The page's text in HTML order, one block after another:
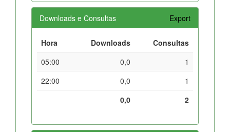
Downloads e Consultas Export
Hora Downloads
Consultas
05:00
0,0
1
22:00
0,0
1
0,0
2